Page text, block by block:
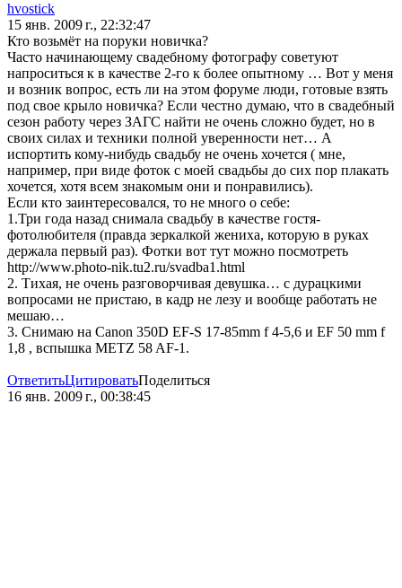
hvostick
15 янв. 2009 г., 22:32:47
Кто возьмёт на поруки новичка?
Часто начинающему свадебному фотографу советуют
напроситься к в качестве 2-го к более опытному … Вот у меня
и возник вопрос, есть ли на этом форуме люди, готовые взять
под свое крыло новичка? Если честно думаю, что в свадебный
сезон работу через ЗАГС найти не очень сложно будет, но в
своих силах и техники полной уверенности нет… А
испортить кому-нибудь свадьбу не очень хочется ( мне,
например, при виде фоток с моей свадьбы до сих пор плакать
хочется, хотя всем знакомым они и понравились).
Если кто заинтересовался, то не много о себе:
1.Три года назад снимала свадьбу в качестве гостя-
фотолюбителя (правда зеркалкой жениха, которую в руках
держала первый раз). Фотки вот тут можно посмотреть
http://www.photo-nik.tu2.ru/svadba1.html
2. Тихая, не очень разговорчивая девушка… с дурацкими
вопросами не пристаю, в кадр не лезу и вообще работать не
мешаю…
3. Снимаю на Canon 350D EF-S 17-85mm f 4-5,6 и EF 50 mm f
1,8 , вспышка METZ 58 AF-1.
ОтветитьЦитироватьПоделиться
16 янв. 2009 г., 00:38:45